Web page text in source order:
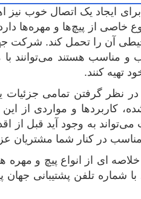
ایجاد یک اتصال خوب نیز
خاصی از پیچ‌ها و مهره‌ها
آن را تحمل کند. شرکت
و مناسب هستند می‌توانند
تهیه کنند.
در نظر گرفتن تمامی
کاربردها و مواردی از
به وجود آید قبل از
در کنار شما مشتریان
ای از انواع پیچ و مهره
با شماره تلفن پشتیبانی